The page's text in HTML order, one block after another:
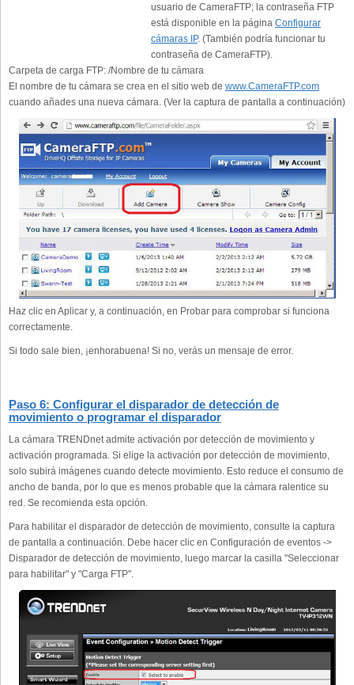
usuario de CameraFTP; la contraseña FTP
está disponible en la página Configurar
cámaras IP. (También podría funcionar tu
contraseña de CameraFTP).
Carpeta de carga FTP: /Nombre de tu cámara
El nombre de tu cámara se crea en el sitio web de www.CameraFTP.com
cuando añades una nueva cámara. (Ver la captura de pantalla a continuación)
Haz clic en Aplicar y, a continuación, en Probar para comprobar si funciona
correctamente.
Si todo sale bien, ¡enhorabuena! Si no, verás un mensaje de error.
Paso 6: Configurar el disparador de detección de
movimiento o programar el disparador
La cámara TRENDnet admite activación por detección de movimiento y
activación programada. Si elige la activación por detección de movimiento,
solo subirá imágenes cuando detecte movimiento. Esto reduce el consumo de
ancho de banda, por lo que es menos probable que la cámara ralentice su
red. Se recomienda esta opción.
Para habilitar el disparador de detección de movimiento, consulte la captura
de pantalla a continuación. Debe hacer clic en Configuración de eventos ->
Disparador de detección de movimiento, luego marcar la casilla "Seleccionar
para habilitar" y "Carga FTP".